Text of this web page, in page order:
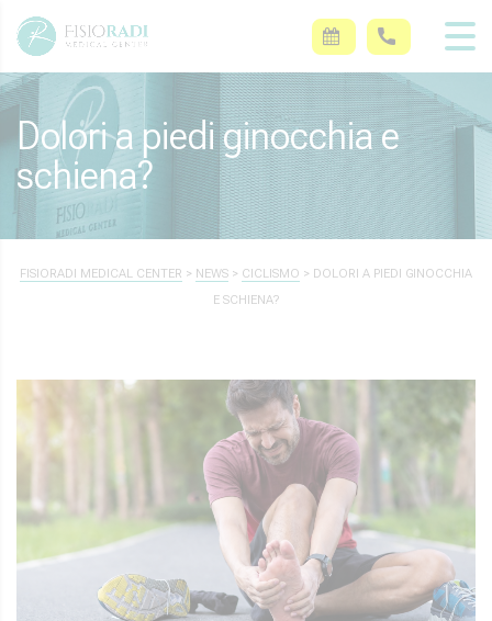
Dolori a piedi ginocchia e
schiena?
FISIORADI MEDICAL CENTER > NEWS > CICLISMO > DOLORI A PIEDI GINOCCHIA
E SCHIENA?